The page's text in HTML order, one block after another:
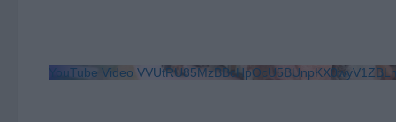
YouTube Video